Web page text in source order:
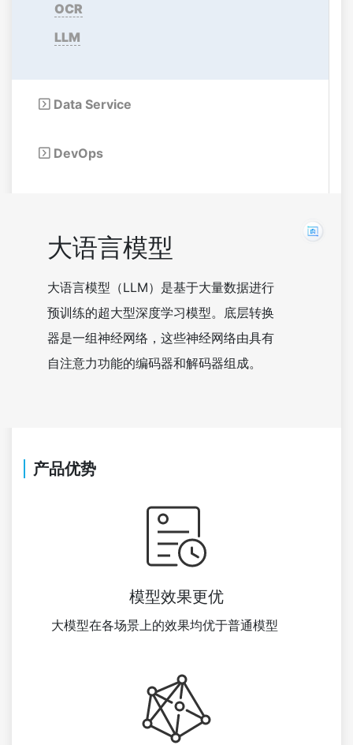
OCR
LLM
 Data Service
 DevOps
大语言模型
大语言模型（LLM）是基于大量数据进行
预训练的超大型深度学习模型。底层转换
器是一组神经网络，这些神经网络由具有
自注意力功能的编码器和解码器组成。
产品优势
模型效果更优
大模型在各场景上的效果均优于普通模型